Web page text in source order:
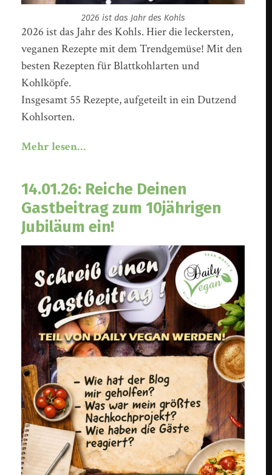
2026 ist das Jahr des Kohls
2026 ist das Jahr des Kohls. Hier die leckersten,
veganen Rezepte mit dem Trendgemüse! Mit den
besten Rezepten für Blattkohlarten und
Kohlköpfe.
Insgesamt 55 Rezepte, aufgeteilt in ein Dutzend
Kohlsorten.
Mehr lesen…
14.01.26: Reiche Deinen
Gastbeitrag zum 10jährigen
Jubiläum ein!